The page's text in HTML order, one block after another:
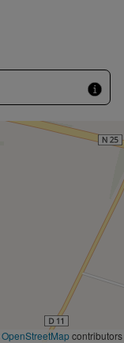
OpenStreetMapcontributors